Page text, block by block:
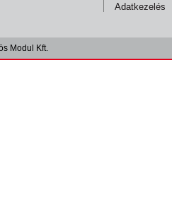
Adatkezelés
Modul Kft.